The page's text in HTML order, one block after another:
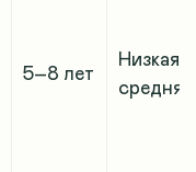
5–8 лет
Низкая /
средняя